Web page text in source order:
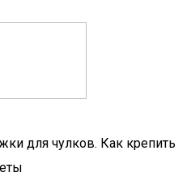
для чулков. Как крепить